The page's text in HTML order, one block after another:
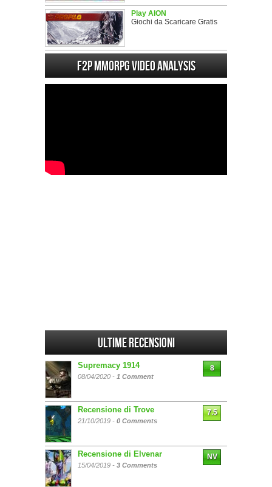
Play AION
Giochi da Scaricare Gratis
F2P MMORPG Video analysis
Ultime Recensioni
Supremacy 1914
08/04/2020 - 1 Comment
8
Recensione di Trove
21/10/2019 - 0 Comments
7.5
Recensione di Elvenar
15/04/2019 - 3 Comments
NV